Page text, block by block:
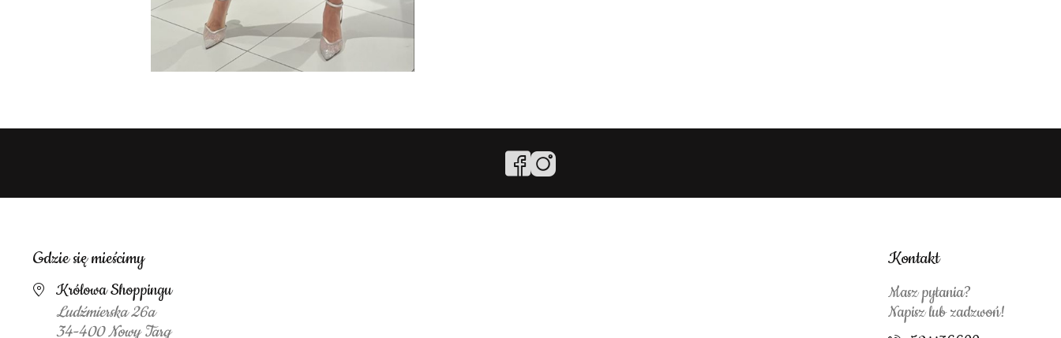
Gdzie się mieścimy
Królowa Shoppingu
Ludźmierska 26a
34-400 Nowy Targ
Kontakt
Masz pytania?
Napisz lub zadzwoń!